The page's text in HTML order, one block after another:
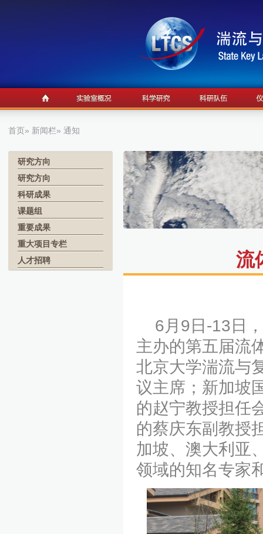
首页» 新闻栏» 通知
研究方向
研究方向
科研成果
课题组
重要成果
重大项目专栏
人才招聘
流
6月9日-13日，
主办的第五届流
北京大学湍流与
议主席；新加坡
的赵宁教授担任
的蔡庆东副教授
加坡、澳大利亚
领域的知名专家